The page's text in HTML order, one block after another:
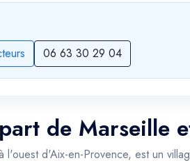
06 63 30 29 04
de Marseille
d'Aix-en-Provence, est un